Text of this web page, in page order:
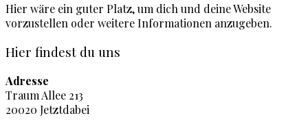
Hier wäre ein guter Platz, um dich und deine Website
vorzustellen oder weitere Informationen anzugeben.
Hier findest du uns
Adresse
Traum Allee 213
20020 Jetztdabei